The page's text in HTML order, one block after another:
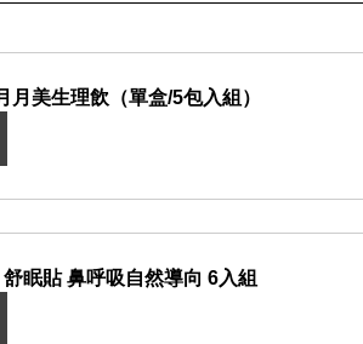
月美生理飲（單盒/5包入組）
眠貼 鼻呼吸自然導向 6入組